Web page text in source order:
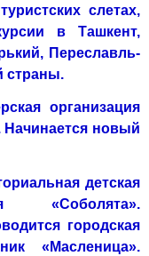
слетах,
в Ташкент,
Переславль-
страны.
организация
Начинается новый
детская
«Соболята».
городская
«Масленица».